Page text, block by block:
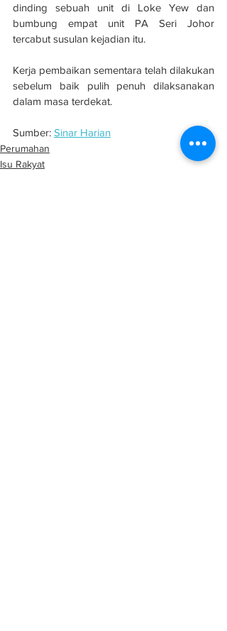
dinding sebuah unit di Loke Yew dan
bumbung empat unit PA Seri Johor
tercabut susulan kejadian itu.
Kerja pembaikan sementara telah dilakukan
sebelum baik pulih penuh dilaksanakan
dalam masa terdekat.
Sumber: Sinar Harian
Perumahan
Isu Rakyat